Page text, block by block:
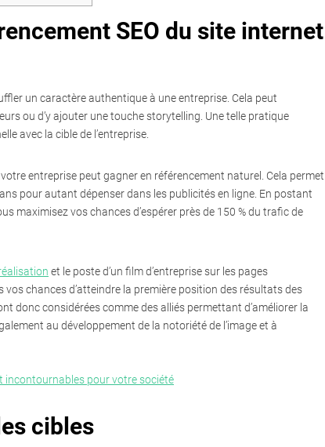
SEO du site internet
un caractère authentique à une entreprise. Cela peut
ou d’y ajouter une touche storytelling. Une telle pratique
avec la cible de l’entreprise.
entreprise peut gagner en référencement naturel. Cela permet
pour autant dépenser dans les publicités en ligne. En postant
maximisez vos chances d’espérer près de 150 % du trafic de
et le poste d’un film d’entreprise sur les pages
chances d’atteindre la première position des résultats des
donc considérées comme des alliés permettant d’améliorer la
au développement de la notoriété de l’image et à
incontournables pour votre société
cibles